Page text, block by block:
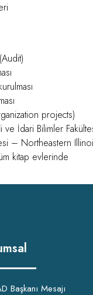
projects)
ve İdari Bilimler
– Northeastern
kitap evlerinde
Başkanı Mesajı